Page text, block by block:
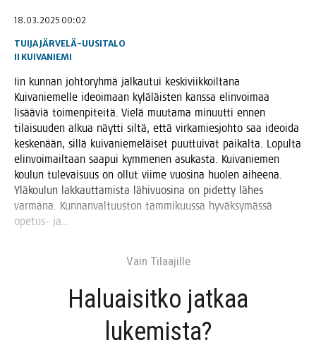
18.03.2025 00:02
TUIJA JÄRVELÄ-UUSITALO
II KUIVANIEMI
Iin kun­nan joh­to­ryh­mä jal­kau­tui kes­ki­viik­koil­ta­na
Kui­va­nie­mel­le ideoi­maan kylä­läis­ten kans­sa elin­voi­maa
lisää­viä toi­men­pi­tei­tä. Vie­lä muu­ta­ma minuut­ti ennen
tilai­suu­den alkua näyt­ti sil­tä, että vir­ka­mies­joh­to saa ideoi­da
kes­ke­nään, sil­lä kui­va­nie­me­läi­set puut­tui­vat pai­kal­ta. Lopul­ta
elin­voi­mail­taan saa­pui kym­me­nen asu­kas­ta. Kui­va­nie­men
kou­lun tule­vai­suus on ollut vii­me vuo­si­na huo­len aihee­na.
Ylä­kou­lun lak­kaut­ta­mis­ta lähi­vuo­si­na on pidet­ty lähes
var­ma­na. Kun­nan­val­tuus­ton tam­mi­kuus­sa hyväk­sy­mäs­sä
ope­tus- ja…
Vain Tilaa­jil­le
Haluai­sit­ko jat­kaa
lukemista?